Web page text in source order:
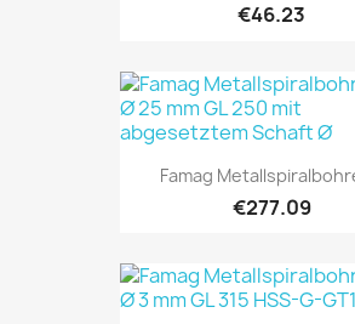
€46.23
Famag
€277.09